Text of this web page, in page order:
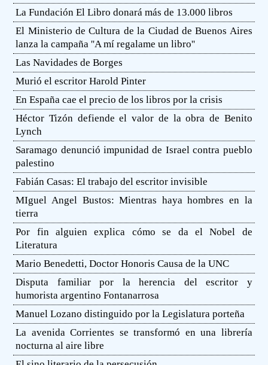
La Fundación El Libro donará más de 13.000 libros
El Ministerio de Cultura de la Ciudad de Buenos Aires
lanza la campaña ''A mí regalame un libro''
Las Navidades de Borges
Murió el escritor Harold Pinter
En España cae el precio de los libros por la crisis
Héctor Tizón defiende el valor de la obra de Benito
Lynch
Saramago denunció impunidad de Israel contra pueblo
palestino
Fabián Casas: El trabajo del escritor invisible
MIguel Angel Bustos: Mientras haya hombres en la
tierra
Por fin alguien explica cómo se da el Nobel de
Literatura
Mario Benedetti, Doctor Honoris Causa de la UNC
Disputa familiar por la herencia del escritor y
humorista argentino Fontanarrosa
Manuel Lozano distinguido por la Legislatura porteña
La avenida Corrientes se transformó en una librería
nocturna al aire libre